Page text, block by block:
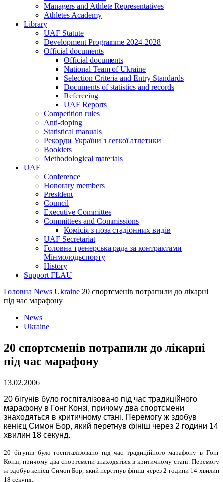
Managers and Athlete Representatives
Athletes Academy
Library
UAF Statute
Development Programme 2024-2028
Official documents
Official documents
National Team of Ukraine
Selection Criteria and Entry Standards
Documents of statistics and records
Refereeing
UAF Reports
Competition rules
Anti-doping
Statistical manuals
Рекорди України з легкої атлетики
Booklets
Methodological materials
UAF
Conference
Honorary members
President
Council
Executive Committee
Committees and Commissions
Комісія з поза стадіонних видів
UAF Secretariat
Головна тренерська рада за контрактами
Мінмолодьспорту
History
Support FLAU
Головна News Ukraine 20 спортсменiв потрапили до лiкарнi
пiд час марафону
News
Ukraine
20 спортсменiв потрапили до лiкарнi
пiд час марафону
13.02.2006
20 бiгунiв було госпiталiзовано пiд час традицiйного
марафону в Гонг Конзi, причому два спортсмени
знаходяться в критичному станi. Перемогу ж здобув
кенiєц Симон Бор, який перетнув фiнiш через 2 години 14
хвилин 18 секунд.
20 бiгунiв було госпiталiзовано пiд час традицiйного марафону в Гонг
Конзi, причому два спортсмени знаходяться в критичному станi. Перемогу
ж здобув кенiєц Симон Бор, який перетнув фiнiш через 2 години 14 хвилин
18 секунд.